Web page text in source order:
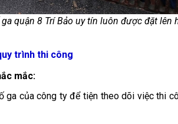
quận 8 Trí Bảo uy tín luôn được đặt lên
trình thi công
mắc:
ga của công ty để tiện theo dõi việc thi